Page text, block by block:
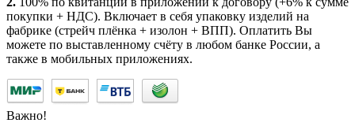
покупки + НДС). Включает в себя упаковку изделий на
фабрике (стрейч плёнка + изолон + ВПП). Оплатить Вы
можете по выставленному счёту в любом банке России, а
также в мобильных приложениях.
Важно!